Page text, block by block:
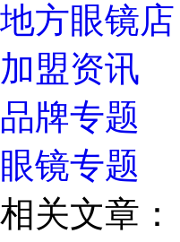
地方眼镜店
加盟资讯
品牌专题
眼镜专题
相关文章：